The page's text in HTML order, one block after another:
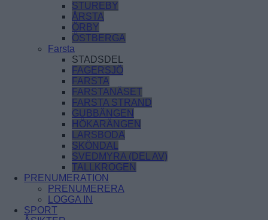
STUREBY
ÅRSTA
ÖRBY
ÖSTBERGA
Farsta
STADSDEL
FAGERSJÖ
FARSTA
FARSTANÄSET
FARSTA STRAND
GUBBÄNGEN
HÖKARÄNGEN
LARSBODA
SKÖNDAL
SVEDMYRA (DEL AV)
TALLKROGEN
PRENUMERATION
PRENUMERERA
LOGGA IN
SPORT